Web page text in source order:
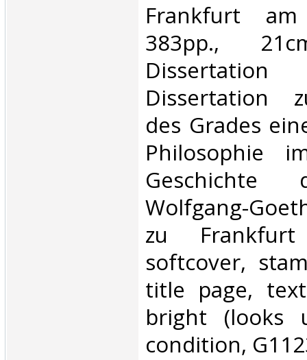
‎Frankfurt
383pp.,
Dissertation
des Grades
Philosophie
Geschichte
Wolfgang-
zu
softcover,
title page,
bright (looks
condition,